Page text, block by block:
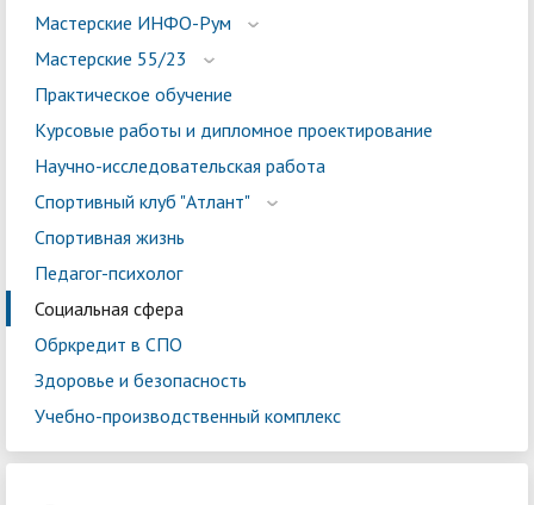
Мастерские ИНФО-Рум
Мастерские 55/23
Практическое обучение
Курсовые работы и дипломное проектирование
Научно-исследовательская работа
Спортивный клуб "Атлант"
Спортивная жизнь
Педагог-психолог
Социальная сфера
Обркредит в СПО
Здоровье и безопасность
Учебно-производственный комплекс